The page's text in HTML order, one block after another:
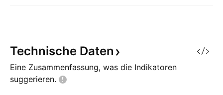
Technische Daten
Eine Zusammenfassung, was die Indikatoren
suggerieren.